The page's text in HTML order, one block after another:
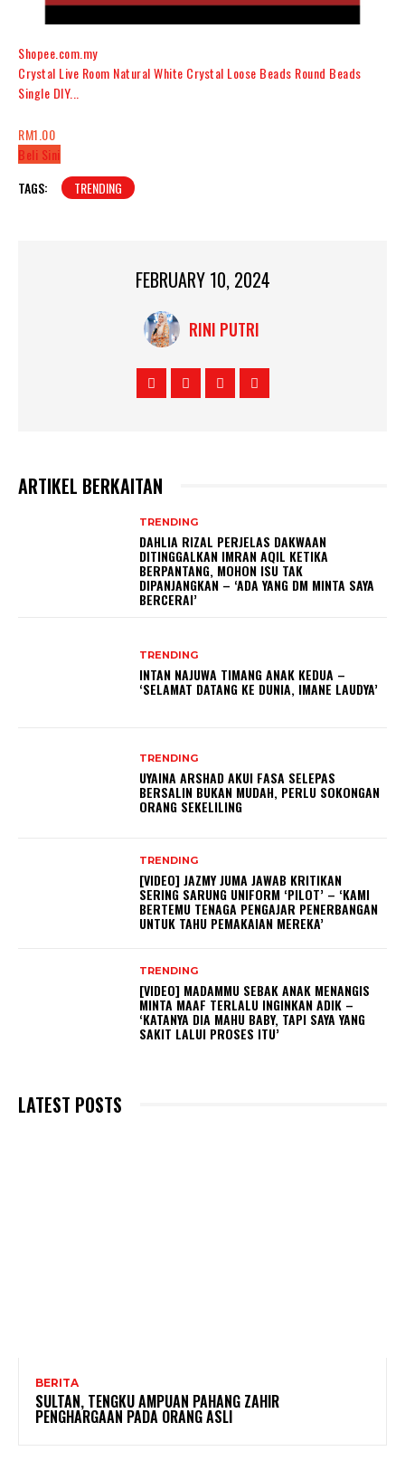
Shopee.com.my
Crystal Live Room Natural White Crystal Loose Beads Round Beads
Single DIY...
RM1.00
Beli Sini
TAGS:
TRENDING
FEBRUARY 10, 2024
RINI PUTRI
ARTIKEL BERKAITAN
TRENDING
DAHLIA RIZAL PERJELAS DAKWAAN
DITINGGALKAN IMRAN AQIL KETIKA
BERPANTANG, MOHON ISU TAK
DIPANJANGKAN – ‘ADA YANG DM MINTA SAYA
BERCERAI’
TRENDING
INTAN NAJUWA TIMANG ANAK KEDUA –
‘SELAMAT DATANG KE DUNIA, IMANE LAUDYA’
TRENDING
UYAINA ARSHAD AKUI FASA SELEPAS
BERSALIN BUKAN MUDAH, PERLU SOKONGAN
ORANG SEKELILING
TRENDING
[VIDEO] JAZMY JUMA JAWAB KRITIKAN
SERING SARUNG UNIFORM ‘PILOT’ – ‘KAMI
BERTEMU TENAGA PENGAJAR PENERBANGAN
UNTUK TAHU PEMAKAIAN MEREKA’
TRENDING
[VIDEO] MADAMMU SEBAK ANAK MENANGIS
MINTA MAAF TERLALU INGINKAN ADIK –
‘KATANYA DIA MAHU BABY, TAPI SAYA YANG
SAKIT LALUI PROSES ITU’
LATEST POSTS
BERITA
SULTAN, TENGKU AMPUAN PAHANG ZAHIR
PENGHARGAAN PADA ORANG ASLI